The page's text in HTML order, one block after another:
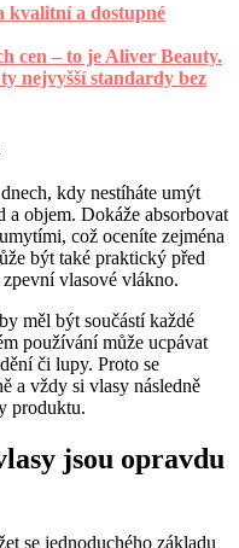
kvalitní a dostupné
cen – to je Aliver Beauty.
nejvyšší standardy bez
kdy nestíháte umýt
a objem. Dokáže absorbovat
což oceníte zejména
být také praktický před
vlasové vlákno.
měl být součástí každé
používání může ucpávat
či lupy. Proto se
a vždy si vlasy následně
produktu.
jsou opravdu
se jednoduchého základu